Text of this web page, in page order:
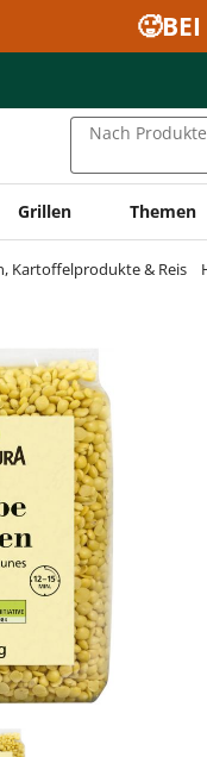
Nach
Grillen Themen
Kartoffelprodukte & Reis